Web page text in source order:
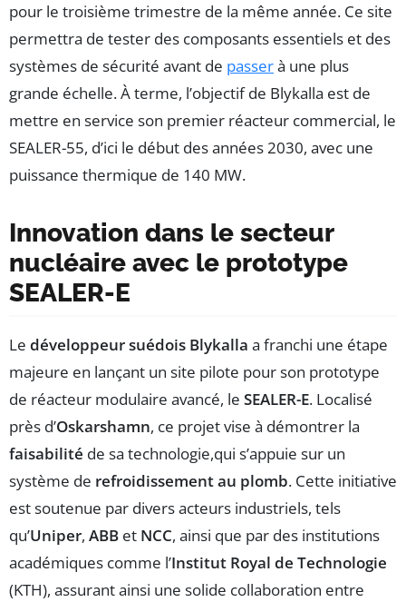
pour le troisième trimestre de la même année. Ce site
permettra de tester des composants essentiels et des
systèmes de sécurité avant de passerà une plus
grande échelle. À terme, l’objectif de Blykalla est de
mettre en service son premier réacteur commercial, le
SEALER-55, d’ici le début des années 2030, avec une
puissance thermique de 140 MW.
Innovation dans le secteur
nucléaire avec le prototype
SEALER-E
Le développeur suédois Blykalla a franchi une étape
majeure en lançant un site pilote pour son prototype
de réacteur modulaire avancé, le SEALER-E. Localisé
près d’Oskarshamn, ce projet vise à démontrer la
faisabilité de sa technologie,qui s’appuie sur un
système de refroidissement au plomb. Cette initiative
est soutenue par divers acteurs industriels, tels
qu’Uniper, ABB et NCC, ainsi que par des institutions
académiques comme l’Institut Royal de Technologie
(KTH), assurant ainsi une solide collaboration entre